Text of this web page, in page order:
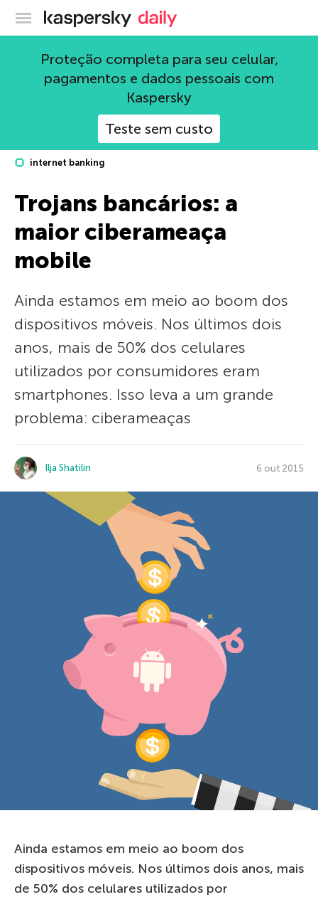
Blog oficial da Kaspersky
Proteção completa para seu celular,
pagamentos e dados pessoais com
Kaspersky
Teste sem custo
internet banking
Trojans bancários: a
maior ciberameaça
mobile
Ainda estamos em meio ao boom dos
dispositivos móveis. Nos últimos dois
anos, mais de 50% dos celulares
utilizados por consumidores eram
smartphones. Isso leva a um grande
problema: ciberameaças
Ilja Shatilin 6 out 2015
Ainda estamos em meio ao boom dos
dispositivos móveis. Nos últimos dois anos, mais
de 50% dos celulares utilizados por